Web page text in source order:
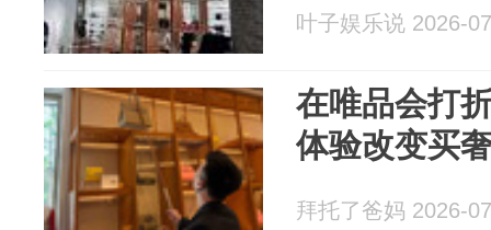
叶子娱乐说 2026-
在唯品会打
体验改变买
拜托了爸妈 2026-